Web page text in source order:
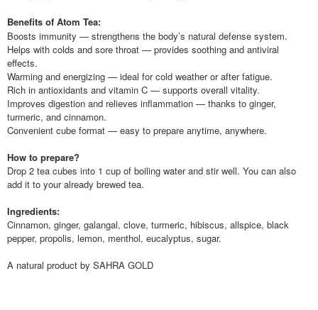
Benefits of Atom Tea:
Boosts immunity — strengthens the body’s natural defense system.
Helps with colds and sore throat — provides soothing and antiviral
effects.
Warming and energizing — ideal for cold weather or after fatigue.
Rich in antioxidants and vitamin C — supports overall vitality.
Improves digestion and relieves inflammation — thanks to ginger,
turmeric, and cinnamon.
Convenient cube format — easy to prepare anytime, anywhere.
How to prepare?
Drop 2 tea cubes into 1 cup of boiling water and stir well. You can also
add it to your already brewed tea.
Ingredients:
Cinnamon, ginger, galangal, clove, turmeric, hibiscus, allspice, black
pepper, propolis, lemon, menthol, eucalyptus, sugar.
A natural product by SAHRA GOLD